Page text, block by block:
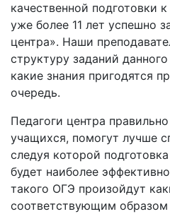
качественной подготовки
уже более 11 лет успешно
центра». Наши
структуру заданий
какие знания пригодятся
очередь.
Педагоги центра
учащихся, помогут лучше
следуя которой
будет наиболее
такого ОГЭ произойдут
соответствующим образом